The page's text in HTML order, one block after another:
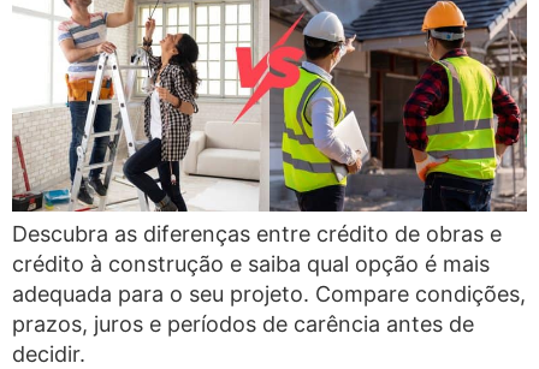
Descubra as diferenças entre crédito de obras e
crédito à construção e saiba qual opção é mais
adequada para o seu projeto. Compare condições,
prazos, juros e períodos de carência antes de
decidir.